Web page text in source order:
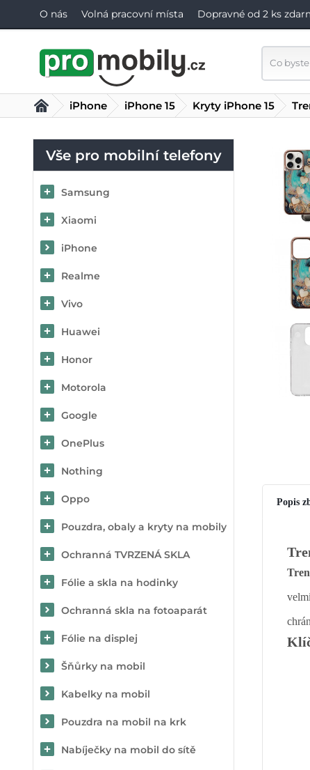
O nás Volná pracovní místa Dopravné od 2 ks
Vše pro mobilní telefony
Samsung
Xiaomi
iPhone
Realme
Vivo
Huawei
Honor
Motorola
Google
OnePlus
Nothing
Oppo
Pouzdra, obaly a kryty na mobily
Ochranná TVRZENÁ SKLA
Fólie a skla na hodinky
Ochranná skla na fotoaparát
Fólie na displej
Šňůrky na mobil
Kabelky na mobil
Pouzdra na mobil na krk
Nabíječky na mobil do sítě
iPhone iPhone 15 Kryty iPhone 15
Popis